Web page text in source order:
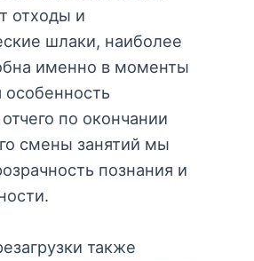
отходы и
шлаки, наиболее
именно в моменты
особенность
по окончании
смены занятий мы
познания и
также